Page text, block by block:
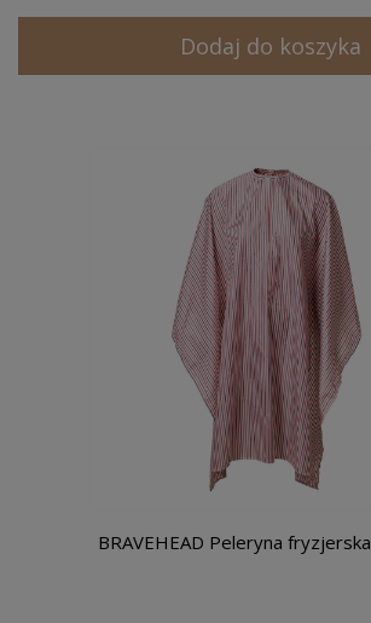
Dodaj do koszyka
BRAVEHEAD Peleryna